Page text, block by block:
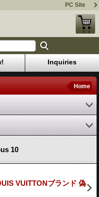
PC Site
Inquiries
Home
10
VUITTONブランド 偽